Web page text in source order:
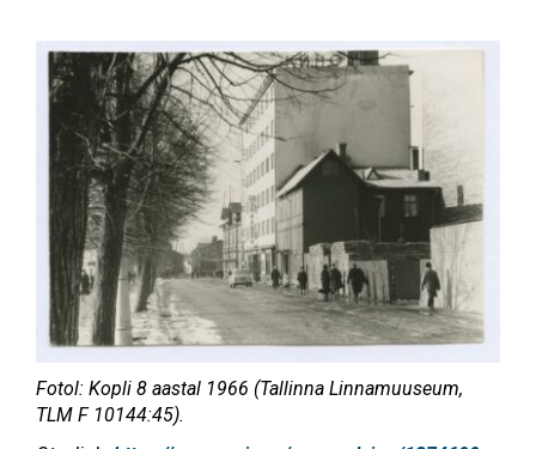
Fotol: Kopli 8 aastal 1966 (Tallinna Linnamuuseum,
TLM F 10144:45).